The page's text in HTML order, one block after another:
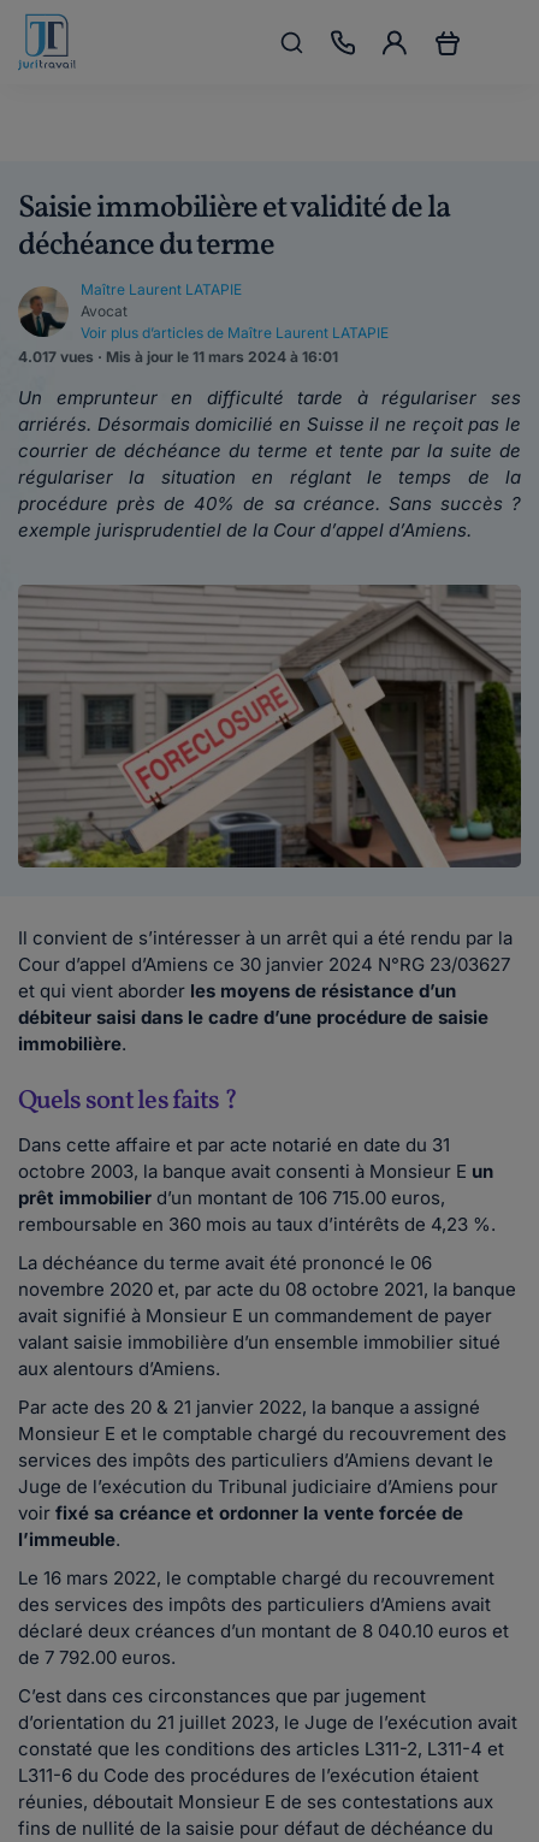
Saisie immobilière et validité de la
déchéance du terme
Maître Laurent LATAPIE
Avocat
Voir plus d’articles de Maître Laurent LATAPIE
4.017 vues · Mis à jour le 11 mars 2024 à 16:01
Un emprunteur en difficulté tarde à régulariser ses
arriérés. Désormais domicilié en Suisse il ne reçoit pas le
courrier de déchéance du terme et tente par la suite de
régulariser la situation en réglant le temps de la
procédure près de 40% de sa créance. Sans succès ?
exemple jurisprudentiel de la Cour d’appel d’Amiens.
Il convient de s’intéresser à un arrêt qui a été rendu par la
Cour d’appel d’Amiens ce 30 janvier 2024 N°RG 23/03627
et qui vient aborder les moyens de résistance d’un
débiteur saisi dans le cadre d’une procédure de saisie
immobilière.
Quels sont les faits ?
Dans cette affaire et par acte notarié en date du 31
octobre 2003, la banque avait consenti à Monsieur E un
prêt immobilier d’un montant de 106 715.00 euros,
remboursable en 360 mois au taux d’intérêts de 4,23 %.
La déchéance du terme avait été prononcé le 06
novembre 2020 et, par acte du 08 octobre 2021, la banque
avait signifié à Monsieur E un commandement de payer
valant saisie immobilière d’un ensemble immobilier situé
aux alentours d’Amiens.
Par acte des 20 & 21 janvier 2022, la banque a assigné
Monsieur E et le comptable chargé du recouvrement des
services des impôts des particuliers d’Amiens devant le
Juge de l’exécution du Tribunal judiciaire d’Amiens pour
voir fixé sa créance et ordonner la vente forcée de
l’immeuble.
Le 16 mars 2022, le comptable chargé du recouvrement
des services des impôts des particuliers d’Amiens avait
déclaré deux créances d’un montant de 8 040.10 euros et
de 7 792.00 euros.
C’est dans ces circonstances que par jugement
d’orientation du 21 juillet 2023, le Juge de l’exécution avait
constaté que les conditions des articles L311-2, L311-4 et
L311-6 du Code des procédures de l’exécution étaient
réunies, déboutait Monsieur E de ses contestations aux
fins de nullité de la saisie pour défaut de déchéance du